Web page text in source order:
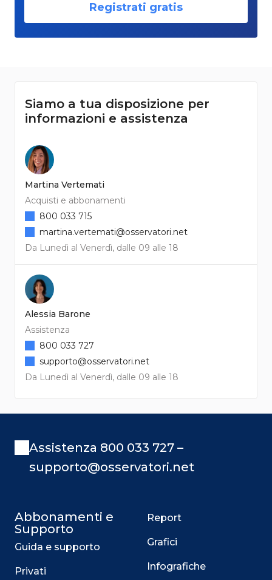
Registrati gratis
Siamo a tua disposizione per
informazioni e assistenza
Martina Vertemati
Acquisti e abbonamenti
Da Lunedì al Venerdì, dalle 09 alle 18
800 033 715
martina.vertemati@osservatori.net
Alessia Barone
Assistenza
Da Lunedì al Venerdì, dalle 09 alle 18
800 033 727
supporto@osservatori.net
Assistenza 800 033 727 –
supporto@osservatori.net
Abbonamenti e
Supporto
Guida e supporto
Privati
Report
Grafici
Infografiche